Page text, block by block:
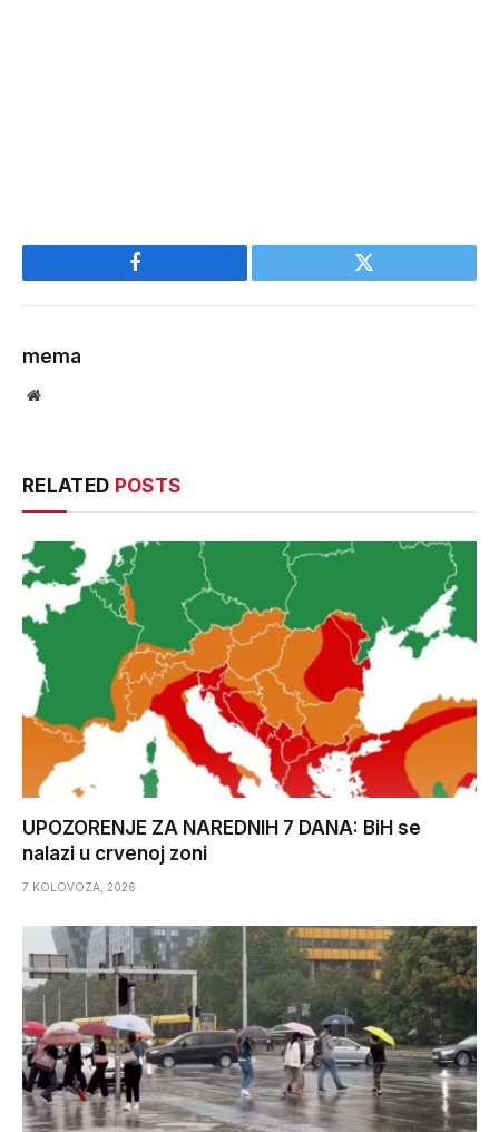
Facebook Twitter
mema
Website
RELATED POSTS
UPOZORENJE ZA NAREDNIH 7 DANA: BiH se
nalazi u crvenoj zoni
7 KOLOVOZA, 2026